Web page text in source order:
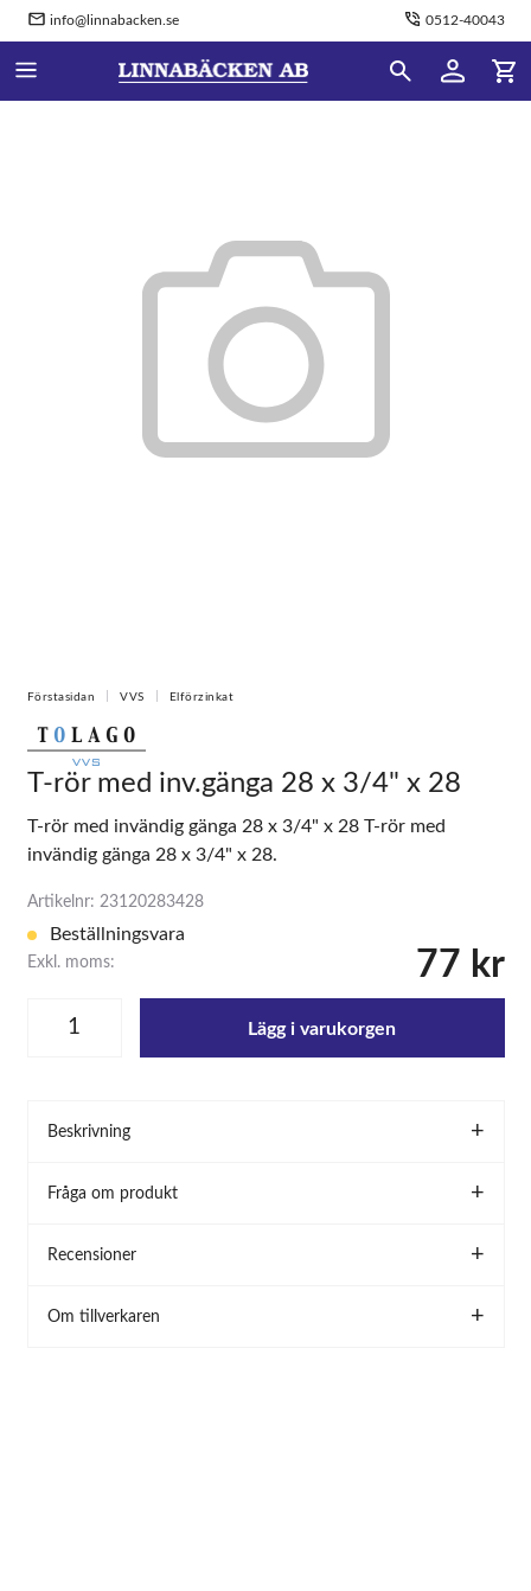
info@linnabacken.se 0512-40043
Förstasidan VVS Elförzinkat
T-rör med inv.gänga 28 x 3/4" x 28
T-rör med invändig gänga 28 x 3/4" x 28 T-rör med
invändig gänga 28 x 3/4" x 28.
Artikelnr: 23120283428
Beställningsvara
Exkl. moms: 77 kr
Lägg i varukorgen
Beskrivning
Fråga om produkt
Recensioner
Om tillverkaren